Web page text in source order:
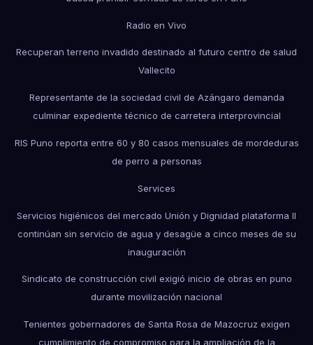
Radio en Vivo
Recuperan terreno invadido destinado al futuro centro de salud
Vallecito
Representante de la sociedad civil de Azángaro demanda
culminar expediente técnico de carretera interprovincial
RIS Puno reporta entre 60 y 80 casos mensuales de mordeduras
de perro a personas
Services
Servicios higiénicos del mercado Unión y Dignidad plataforma II
continúan sin servicio de agua y desagüe a cinco meses de su
inauguración
Sindicato de construcción civil exigió inicio de obras en puno
durante movilización nacional
Tenientes gobernadores de Santa Rosa de Mazocruz exigen
cumplimiento de compromiso para la ampliación de la